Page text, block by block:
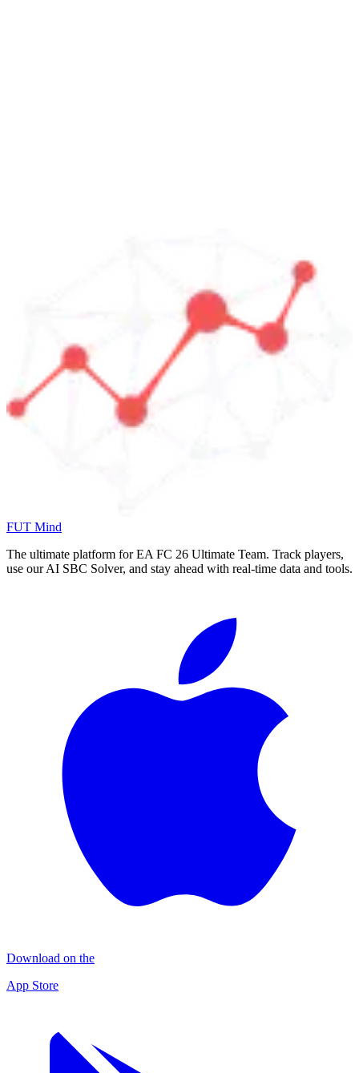
FUT Mind
The ultimate platform for EA FC 26 Ultimate Team. Track players,
use our AI SBC Solver, and stay ahead with real-time data and tools.
Download on the
App Store